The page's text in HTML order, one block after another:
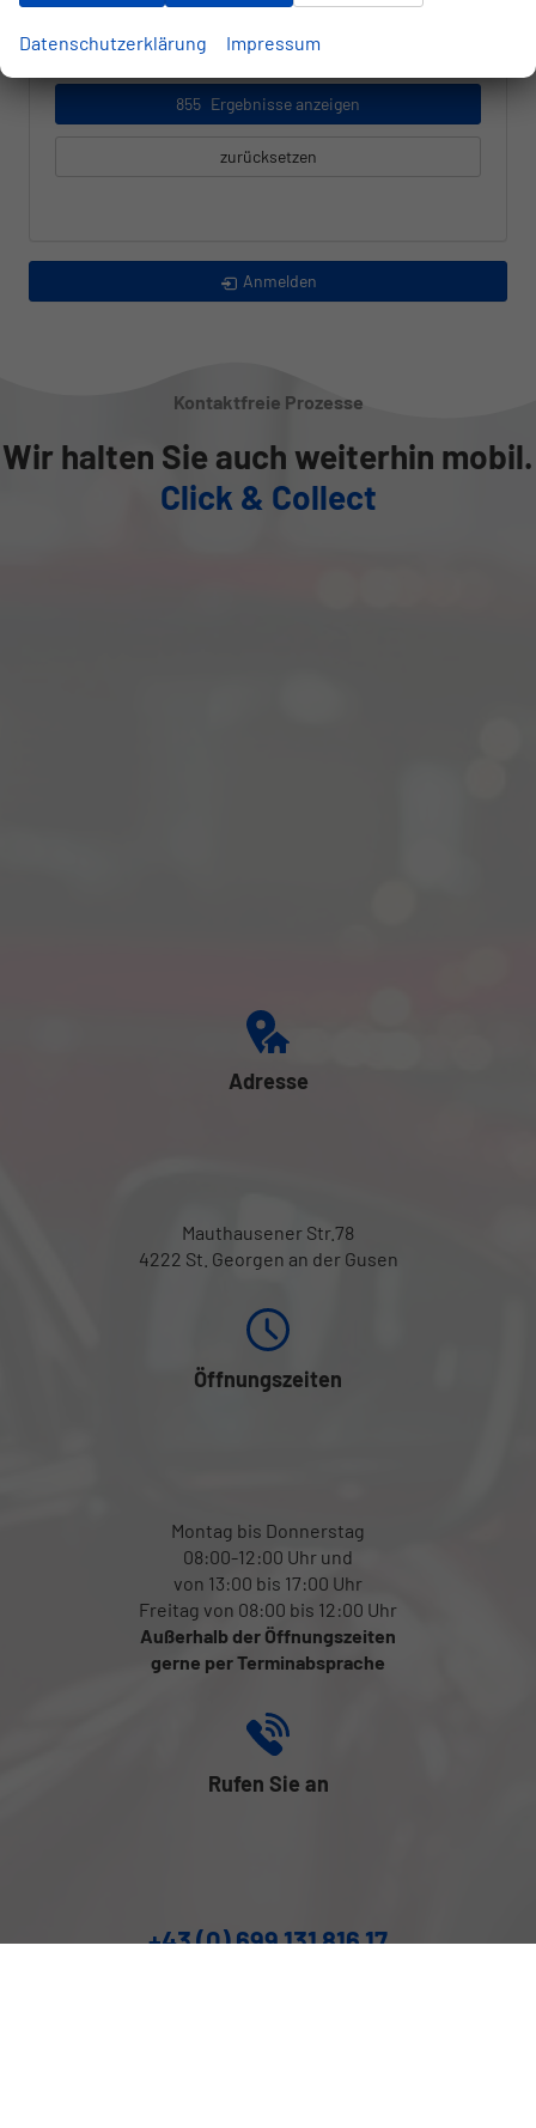
alles ausgewählt
855 Ergebnisse anzeigen
zurücksetzen
Anmelden
Kontaktfreie Prozesse
Wir halten Sie auch weiterhin mobil.
Click & Collect
Adresse
Mauthausener Str.78
4222 St. Georgen an der Gusen
Öffnungszeiten
Montag bis Donnerstag
08:00-12:00 Uhr und
von 13:00 bis 17:00 Uhr
Freitag von 08:00 bis 12:00 Uhr
Außerhalb der Öffnungszeiten
gerne per Terminabsprache
Rufen Sie an
+43 (0) 699 131 816 17
Datenschutzerklärung Impressum